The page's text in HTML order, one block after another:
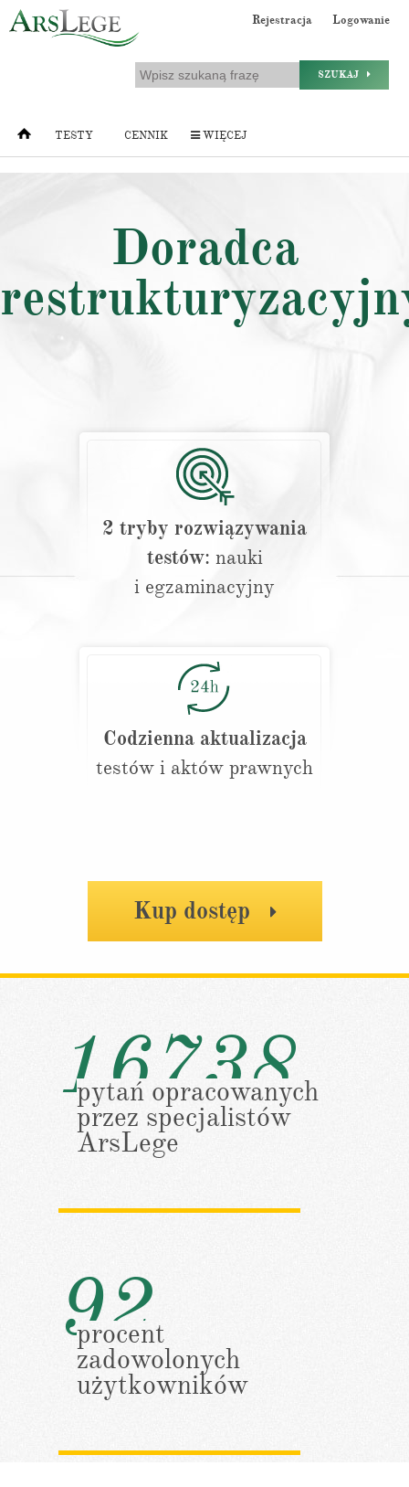
Rejestracja Logowanie
SZUKAJ
TESTY CENNIK WIĘCEJ
Doradca
2 tryby rozwiązywania
testów: nauki
i egzaminacyjny
Codzienna aktualizacja
testów i aktów prawnych
Kup dostęp
16738
pytań opracowanych
przez specjalistów
ArsLege
92
procent
zadowolonych
użytkowników